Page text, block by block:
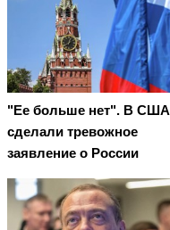
"Ее больше нет". В США
сделали тревожное
заявление о России